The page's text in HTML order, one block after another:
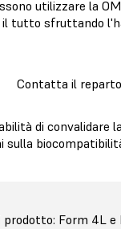
utilizzare la
il tutto sfruttando
Contatta il
di convalidare
sulla
prodotto: Form 4L e